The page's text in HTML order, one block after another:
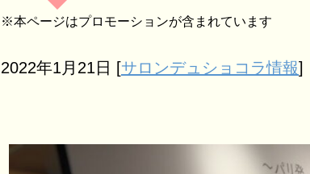
※本ページはプロモーションが含まれています
2022年1月21日 [サロンデュショコラ情報]